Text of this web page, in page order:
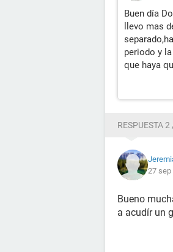
Buen día
llevo mas
periodo y
que haya
RESPUESTA 2
27 sep
Bueno
a acudír un